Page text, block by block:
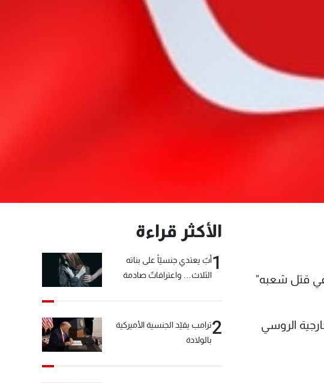
"في قتل شعبه"
الروسي
الأكثر قراءة
1أبٌ يعتدي جنسيّاً على بناته
الثلاث… واعترافاتٌ صادمة
2ترامب يقيّد الجنسية الأميركية
بالولادة